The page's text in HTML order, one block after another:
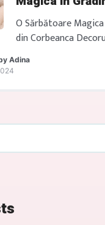
VITA 1450 lei PANOU
PARTY 750 lei ITALY
Corbeanca
O Sărbătoare
din Corbeanca
Petreceri Tematice
PANOURI TEMATICE
TEMATICE LEMON
LEMON MOOD 1600
Adina